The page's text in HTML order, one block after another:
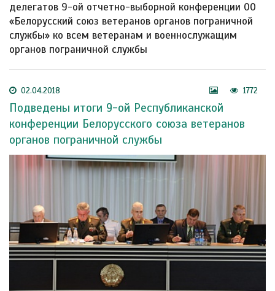
делегатов 9-ой отчетно-выборной конференции ОО
«Белорусский союз ветеранов органов пограничной
службы» ко всем ветеранам и военнослужащим
органов пограничной службы
02.04.2018 1772
Подведены итоги 9-ой Республиканской
конференции Белорусского союза ветеранов
органов пограничной службы